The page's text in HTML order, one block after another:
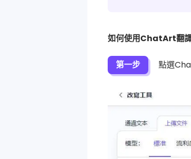
如何使用ChatArt翻
第一步 點選